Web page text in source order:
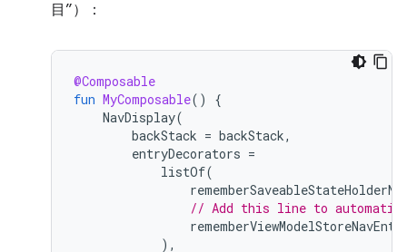
目”）：
@Composable
fun MyComposable()
{
NavDisplay(
backStack = backStack,
entryDecorators =
listOf(
// Add this line to
),